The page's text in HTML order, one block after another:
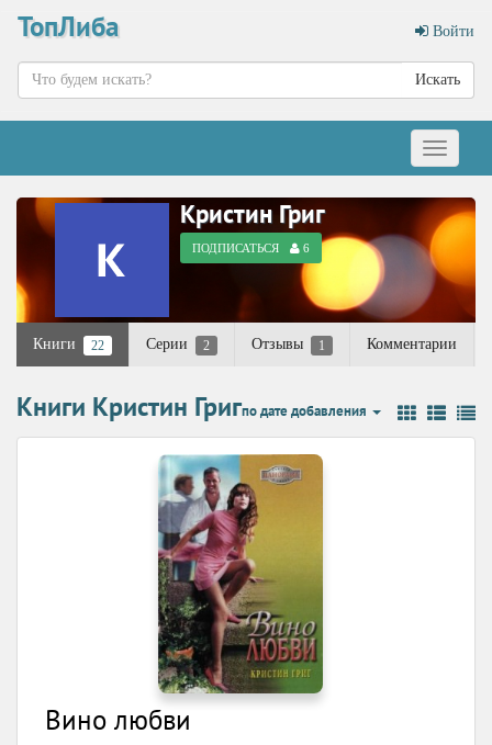
ТопЛиба Войти
Искать
Меню
Кристин Григ
ПОДПИСАТЬСЯ 6
Книги 22 Серии 2 Отзывы 1 Комментарии
Книги Кристин Григпо дате добавления
Вино любви